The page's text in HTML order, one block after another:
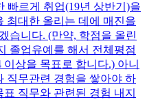
빠르게 취업(19년 상반기)을
최대한 올리는 데에 매진을
습니다. (만약, 학점을 올린
졸업유예를 해서 전체평점
상을 목표로 합니다.) 아니
직무관련 경험을 쌓아야 하
직무와 관련된 경험 내지